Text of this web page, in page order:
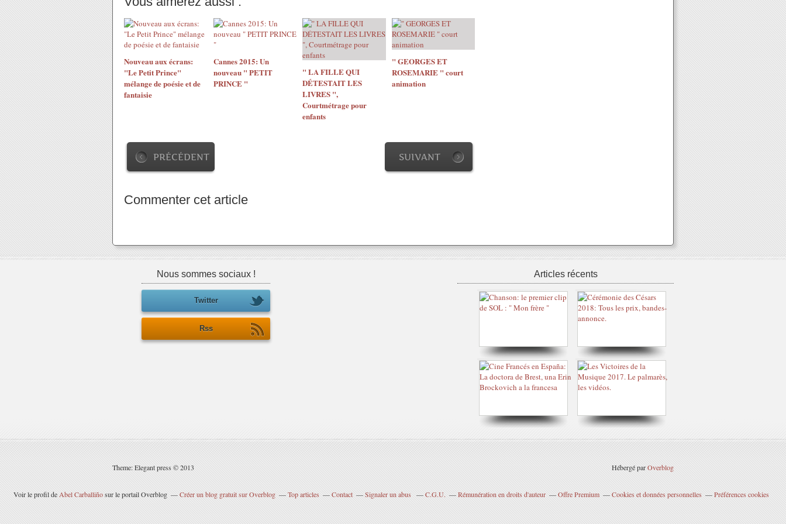
Nouveau aux écrans:
"Le Petit Prince"
mélange de poésie et de
fantaisie
Cannes 2015: Un
nouveau " PETIT
PRINCE "
" LA FILLE QUI
DÉTESTAIT LES
LIVRES ",
Courtmétrage pour
enfants
" GEORGES ET
ROSEMARIE " court
animation
PRÉCÉDENT SUIVANT
Commenter cet article
Nous sommes sociaux !
Twitter
Rss
Articles récents
Theme: Elegant press © 2013 Hébergé parOverblog
Voir le profil de Abel Carballiñosur le portail Overblog Créer un blog gratuit sur Overblog Top articles Contact Signaler un abus C.G.U. Rémunération en droits d'auteur Offre Premium Cookies et données personnelles Préférences cookies